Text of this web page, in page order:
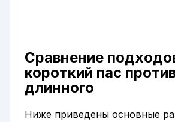
Сравнение
короткий пас
длинного
Ниже приведены основные